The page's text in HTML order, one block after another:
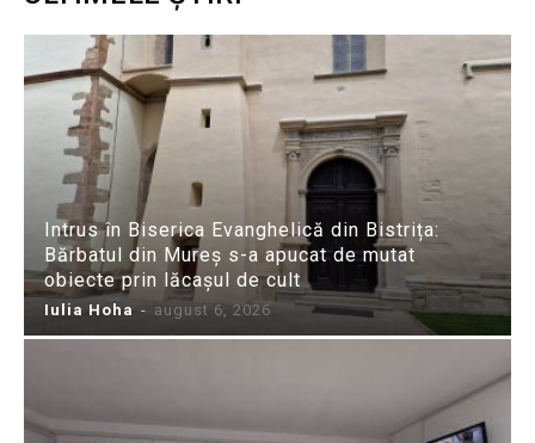
Intrus în Biserica Evanghelică din Bistrița:
Bărbatul din Mureș s-a apucat de mutat
obiecte prin lăcașul de cult
Iulia Hoha - august 6, 2026